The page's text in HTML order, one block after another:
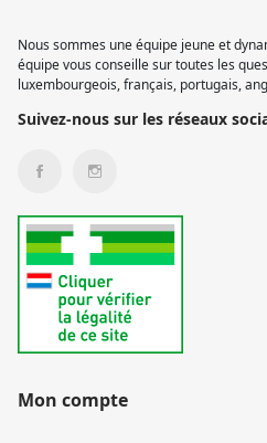
Nous sommes une équipe jeune et
équipe vous conseille sur toutes les
luxembourgeois, français, portugais,
Suivez-nous sur les réseaux
Mon compte